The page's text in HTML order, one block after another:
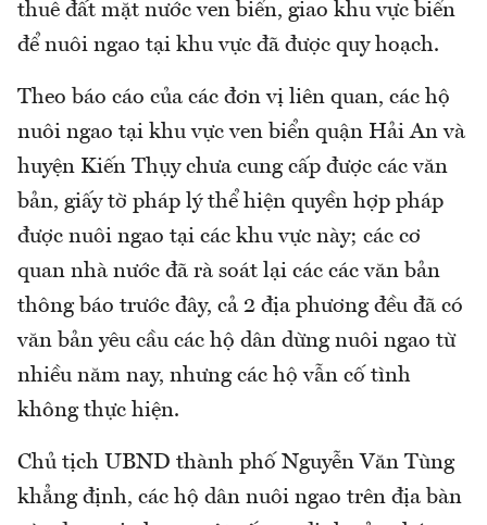
thuê đất mặt nước ven biển, giao khu vực biển
để nuôi ngao tại khu vực đã được quy hoạch.
Theo báo cáo của các đơn vị liên quan, các hộ
nuôi ngao tại khu vực ven biển quận Hải An và
huyện Kiến Thụy chưa cung cấp được các văn
bản, giấy tờ pháp lý thể hiện quyền hợp pháp
được nuôi ngao tại các khu vực này; các cơ
quan nhà nước đã rà soát lại các các văn bản
thông báo trước đây, cả 2 địa phương đều đã có
văn bản yêu cầu các hộ dân dừng nuôi ngao từ
nhiều năm nay, nhưng các hộ vẫn cố tình
không thực hiện.
Chủ tịch UBND thành phố Nguyễn Văn Tùng
khẳng định, các hộ dân nuôi ngao trên địa bàn